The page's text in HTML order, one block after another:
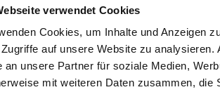
verwendet Cookies
Cookies, um Inhalte und Anzeigen
auf unsere Website zu
an unsere Partner für soziale Medien,
mit weiteren Daten zusammen,
oder gänzlich aus der vom OGH
bisweilen von uns)